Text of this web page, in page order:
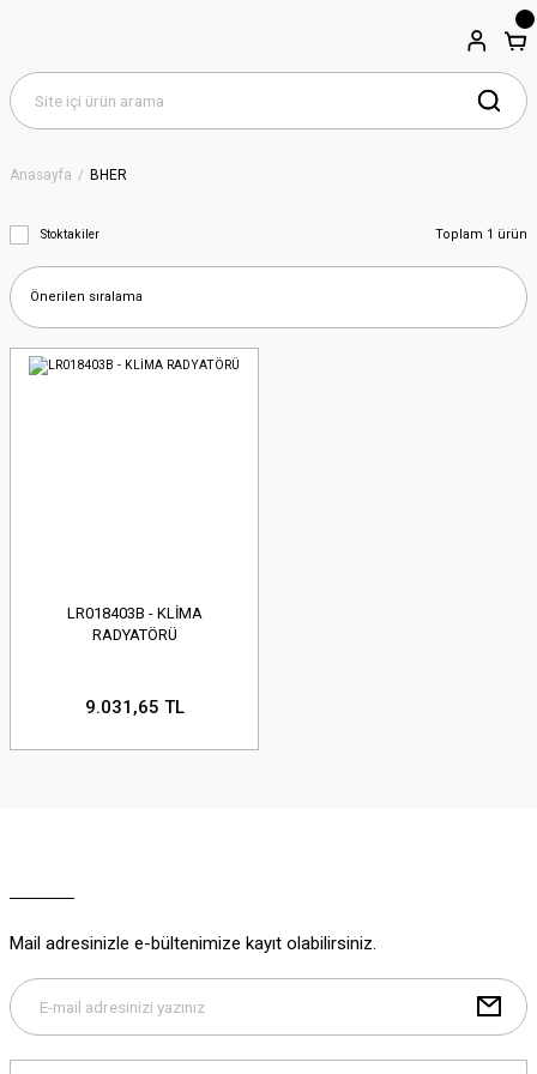
Anasayfa BHER
Stoktakiler Toplam 1 ürün
LR018403B - KLİMA
RADYATÖRÜ
9.031,65 TL
Mail adresinizle e-bültenimize kayıt olabilirsiniz.